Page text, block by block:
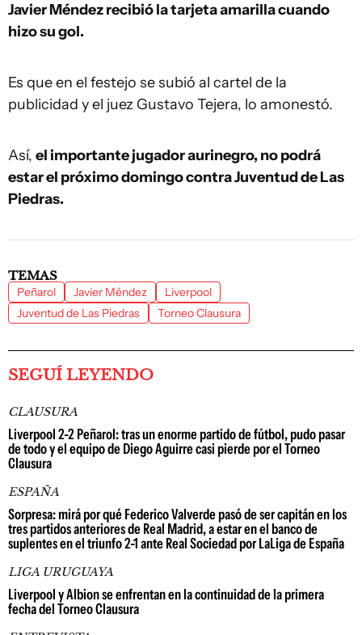
Javier Méndez recibió la tarjeta amarilla cuando
hizo su gol.
Es que en el festejo se subió al cartel de la
publicidad y el juez Gustavo Tejera, lo amonestó.
Así, el importante jugador aurinegro, no podrá
estar el próximo domingo contra Juventud de Las
Piedras.
TEMAS
Peñarol Javier Méndez
Liverpool
Juventud de Las Piedras
Torneo Clausura
SEGUÍ LEYENDO
CLAUSURA
Liverpool 2-2 Peñarol: tras un enorme partido de fútbol, pudo pasar
de todo y el equipo de Diego Aguirre casi pierde por el Torneo
Clausura
ESPAÑA
Sorpresa: mirá por qué Federico Valverde pasó de ser capitán en los
tres partidos anteriores de Real Madrid, a estar en el banco de
suplentes en el triunfo 2-1 ante Real Sociedad por LaLiga de España
LIGA URUGUAYA
Liverpool y Albion se enfrentan en la continuidad de la primera
fecha del Torneo Clausura